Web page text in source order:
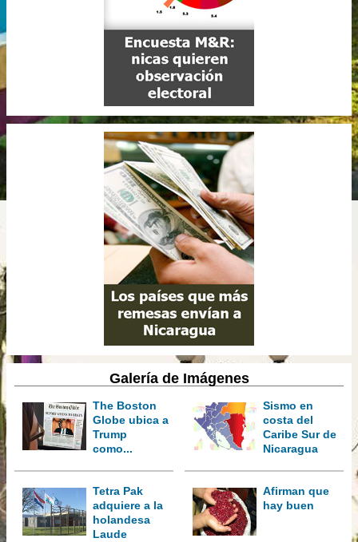
Galería de Imágenes
The Boston
Globe ubica a
Trump
como...
Sismo en
costa del
Caribe Sur de
Nicaragua
Tetra Pak
adquiere a la
holandesa
Laude
Afirman que
hay buen